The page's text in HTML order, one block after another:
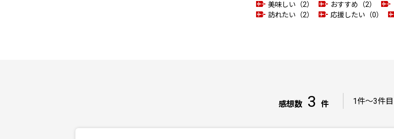
美味しい（2） おすすめ（2）
訪れたい（2）
応援したい（0）
感想数 3 件 1件～3件目